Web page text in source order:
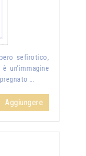
sefirotico,
un'immagine
…
Aggiungere